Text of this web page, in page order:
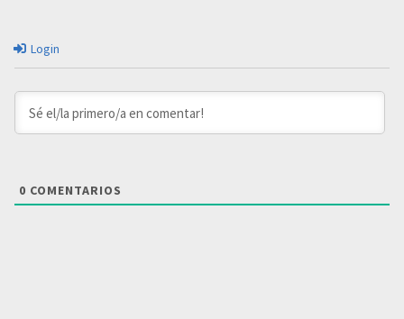
Login
0 COMENTARIOS